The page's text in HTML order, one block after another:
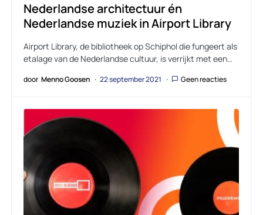
Nederlandse architectuur én
Nederlandse muziek in Airport Library
Airport Library, de bibliotheek op Schiphol die fungeert als
etalage van de Nederlandse cultuur, is verrijkt met een…
door Menno Goosen 22 september 2021 Geen reacties